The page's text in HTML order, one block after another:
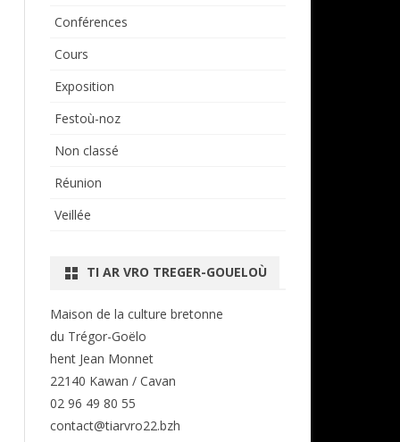
Conférences
Cours
Exposition
Festoù-noz
Non classé
Réunion
Veillée
TI AR VRO TREGER-GOUELOÙ
Maison de la culture bretonne
du Trégor-Goëlo
hent Jean Monnet
22140 Kawan / Cavan
02 96 49 80 55
contact@tiarvro22.bzh